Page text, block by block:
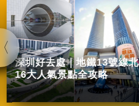
深圳好去處｜地鐵13號線
16大人氣景點全攻略